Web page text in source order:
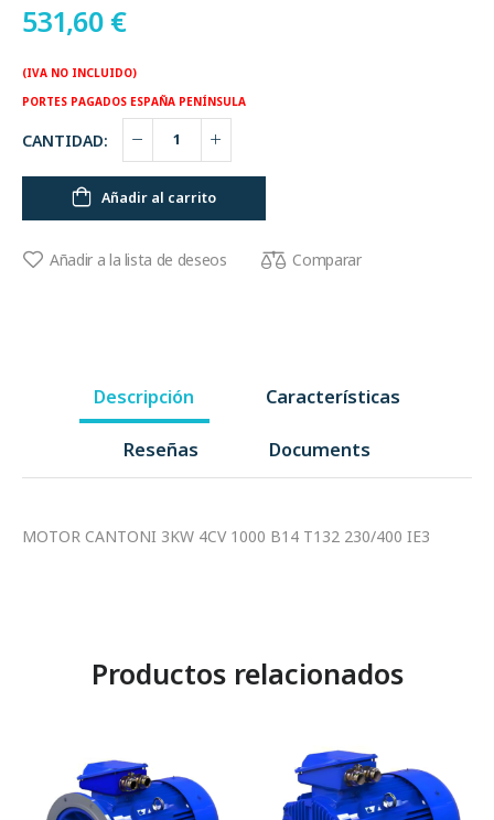
531,60 €
(IVA NO INCLUIDO)
PORTES PAGADOS ESPAÑA PENÍNSULA
CANTIDAD:
Añadir al carrito
Añadir a la lista de deseos Comparar
Descripción Características
Reseñas Documents
MOTOR CANTONI 3KW 4CV 1000 B14 T132 230/400 IE3
Productos relacionados